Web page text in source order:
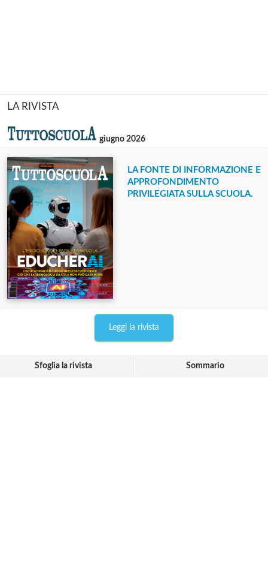
LA RIVISTA
giugno 2026
LA FONTE DI INFORMAZIONE E
APPROFONDIMENTO
PRIVILEGIATA SULLA SCUOLA.
Leggi la rivista
Sfoglia la rivista Sommario